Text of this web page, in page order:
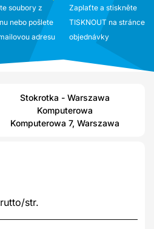
soubory z
nebo pošlete
adresu
Zaplaťte a stiskněte
TISKNOUT na stránce
objednávky
Stokrotka - Warszawa
Komputerowa
Komputerowa 7, Warszawa
str.